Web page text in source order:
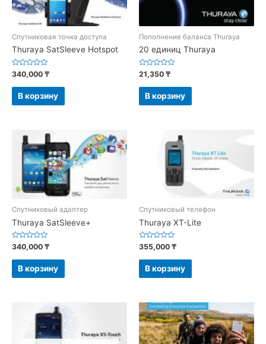
Спутниковая точка доступа
Thuraya SatSleeve Hotspot
Оценка
0
из
340,000 ₸
В корзину
Пополнение баланса Thuraya
20 единиц Thuraya
Оценка
0
из
21,350 ₸
В корзину
Спутниковый адаптер
Thuraya SatSleeve+
Оценка
0
из
340,000 ₸
В корзину
Спутниковый телефон
Thuraya XT-Lite
Оценка
0
из
355,000 ₸
В корзину